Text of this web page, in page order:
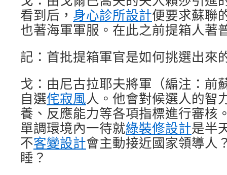
看到后， 身心診所設計便要求蘇聯
也著海軍軍服。在此之前提箱人著
記：首批提箱軍官是如何挑選出來
戈：由尼古拉耶夫將軍（編注：前
自選侘寂風人。他會對候選人的智
養、反應能力等各項指標進行審核
單調環境內一待就綠裝修設計是半
不客變設計會主動接近國家領導人
睡？